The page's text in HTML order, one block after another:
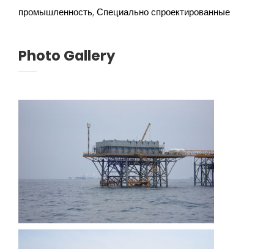
промышленность,Специально спроектированные
Photo Gallery